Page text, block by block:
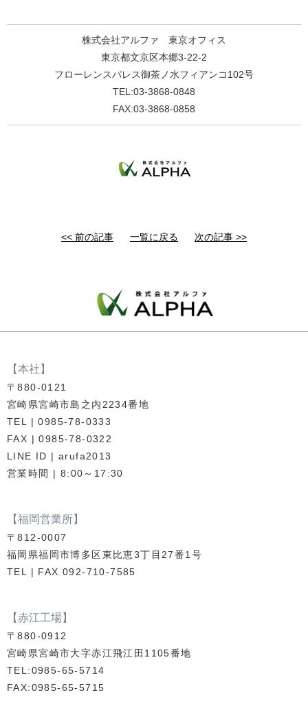
株式会社アルファ 東京オフィス
東京都文京区本郷3-22-2
フローレンスパレス御茶ノ水フィアンコ102号
TEL:03-3868-0848
FAX:03-3868-0858
<< 前の記事 一覧に戻る 次の記事 >>
【本社】
〒880-0121
宮崎県宮崎市島之内2234番地
TEL | 0985-78-0333
FAX | 0985-78-0322
LINE ID | arufa2013
営業時間 | 8:00～17:30
【福岡営業所】
〒812-0007
福岡県福岡市博多区東比恵3丁目27番1号
TEL | FAX 092-710-7585
【赤江工場】
〒880-0912
宮崎県宮崎市大字赤江飛江田1105番地
TEL:0985-65-5714
FAX:0985-65-5715